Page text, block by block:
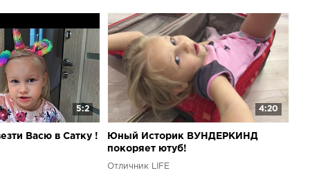
5:2
Васю в Сатку !
4:20
Юный Историк ВУНДЕРКИНД
покоряет ютуб!
Отличник LIFE